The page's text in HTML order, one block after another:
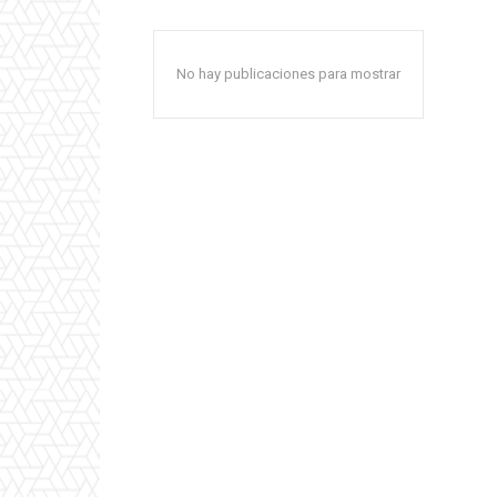
No hay publicaciones para mostrar